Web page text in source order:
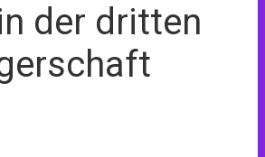
der dritten